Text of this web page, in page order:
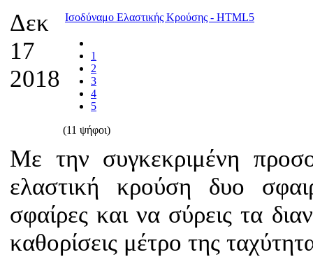
Δεκ
17
2018
Ισοδύναμο Ελαστικής Κρούσης - HTML5
1
2
3
4
5
(11 ψήφοι)
Με την συγκεκριμένη
ελαστική κρούση δυο
σφαίρες και να σύρεις τα
καθορίσεις μέτρο της